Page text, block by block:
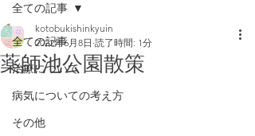
全ての記事
治療について
病気についての考え方
その他
全ての記事
薬師池公園散策
kotobukishinkyuin
2022年6月8日 読了時間: 1分